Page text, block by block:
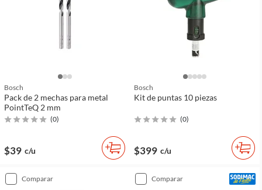
Bosch
Pack de 2 mechas para metal
PointTeQ 2 mm
(0)
$39 c/u
Bosch
Kit de puntas 10 piezas
(0)
$399 c/u
comparar comparar